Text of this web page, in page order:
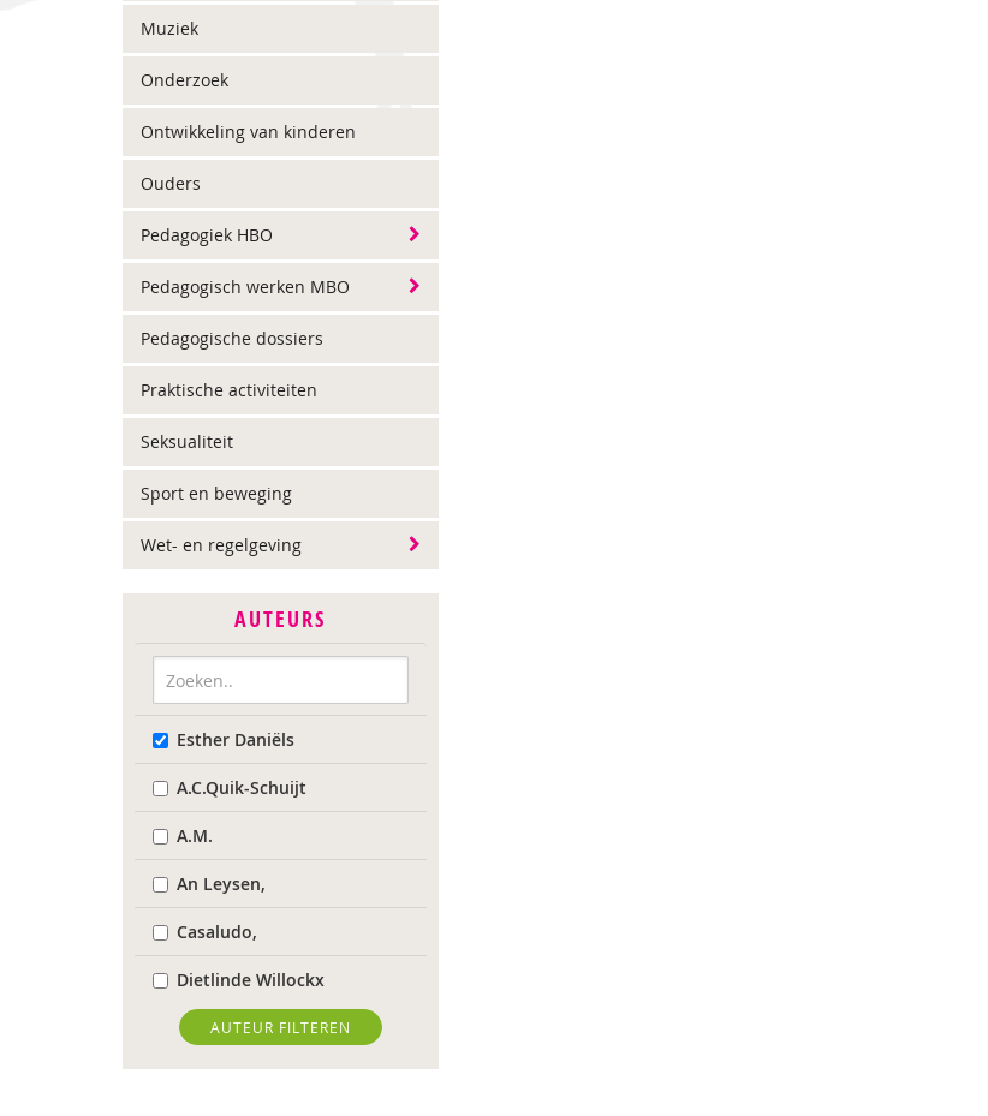
Muziek
Onderzoek
Ontwikkeling van kinderen
Ouders
Pedagogiek HBO
Pedagogisch werken MBO
Pedagogische dossiers
Praktische activiteiten
Seksualiteit
Sport en beweging
Wet- en regelgeving
AUTEURS
Esther Daniëls
A.C.Quik-Schuijt
A.M.
An Leysen,
Casaludo,
Dietlinde Willockx
Landelijk Kenniscentrum
LVB
AUTEUR FILTEREN